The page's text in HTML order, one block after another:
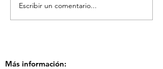
TourTravelynByFraveo
participó en la
Escribir un comentario...
Más información: